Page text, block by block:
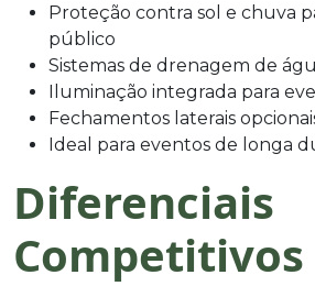
Proteção contra sol e chuva
público
Sistemas de drenagem de
Iluminação integrada para
Fechamentos laterais
Ideal para eventos de longa
Diferenciais
Competitivos